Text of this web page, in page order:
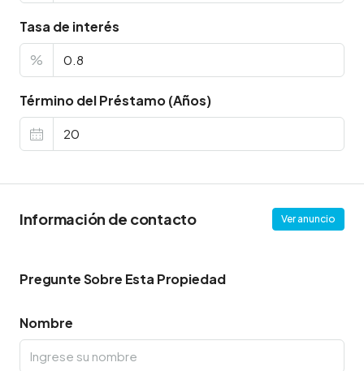
Tasa de interés
%
Término del Préstamo (Años)
Información de contacto Ver anuncio
Pregunte Sobre Esta Propiedad
Nombre